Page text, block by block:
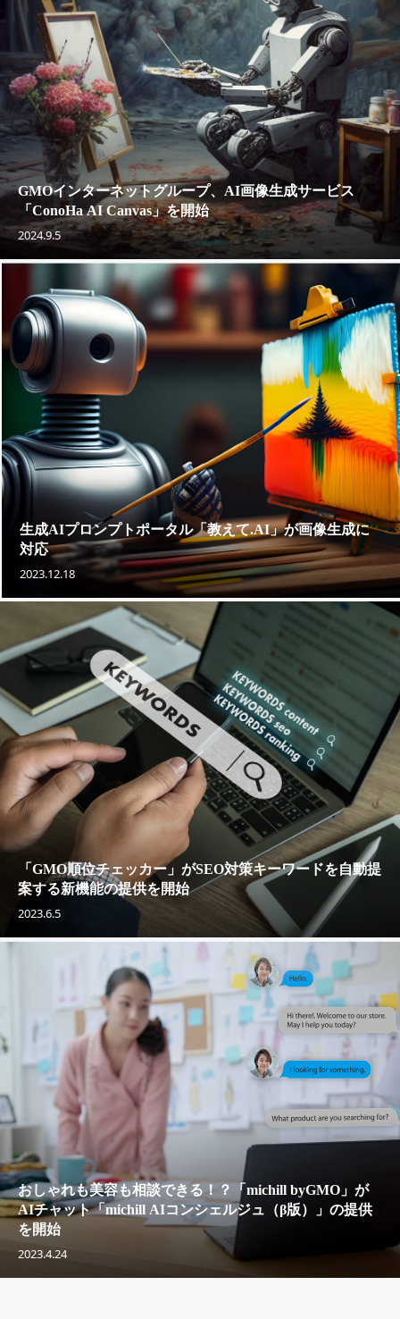
GMOインターネットグループ、AI画像生成サービス
「ConoHa AI Canvas」を開始
2024.9.5
生成AIプロンプトポータル「教えて.AI」が画像生成に
対応
2023.12.18
「GMO順位チェッカー」がSEO対策キーワードを自動提
案する新機能の提供を開始
2023.6.5
おしゃれも美容も相談できる！？「michill byGMO」が
AIチャット「michill AIコンシェルジュ（β版）」の提供
を開始
2023.4.24